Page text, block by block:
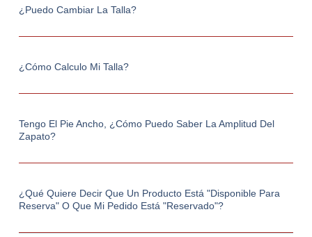
¿Puedo Cambiar La Talla?
¿Cómo Calculo Mi Talla?
Tengo El Pie Ancho, ¿cómo Puedo Saber La Amplitud Del
Zapato?
¿Qué Quiere Decir Que Un Producto Está "Disponible Para
Reserva" O Que Mi Pedido Está "Reservado"?